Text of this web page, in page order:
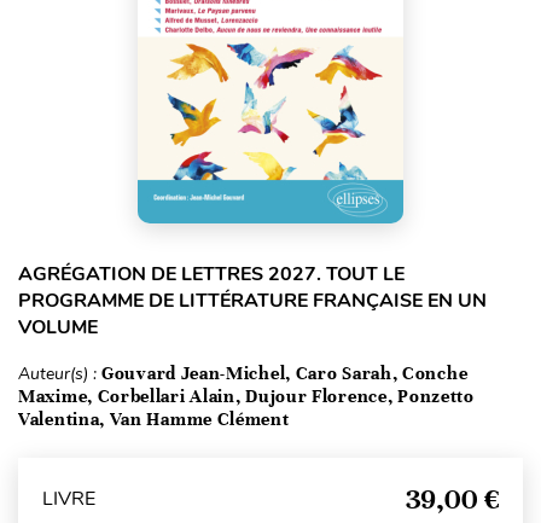
AGRÉGATION DE LETTRES 2027. TOUT LE
PROGRAMME DE LITTÉRATURE FRANÇAISE EN UN
VOLUME
Auteur(s) : Gouvard Jean-Michel, Caro Sarah, Conche
Maxime, Corbellari Alain, Dujour Florence, Ponzetto
Valentina, Van Hamme Clément
LIVRE 39,00 €